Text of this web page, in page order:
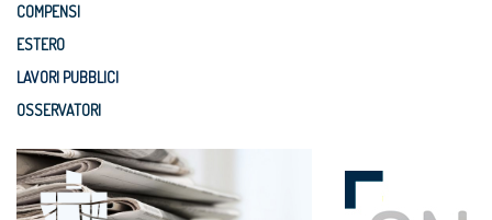
COMPENSI
ESTERO
LAVORI PUBBLICI
OSSERVATORI